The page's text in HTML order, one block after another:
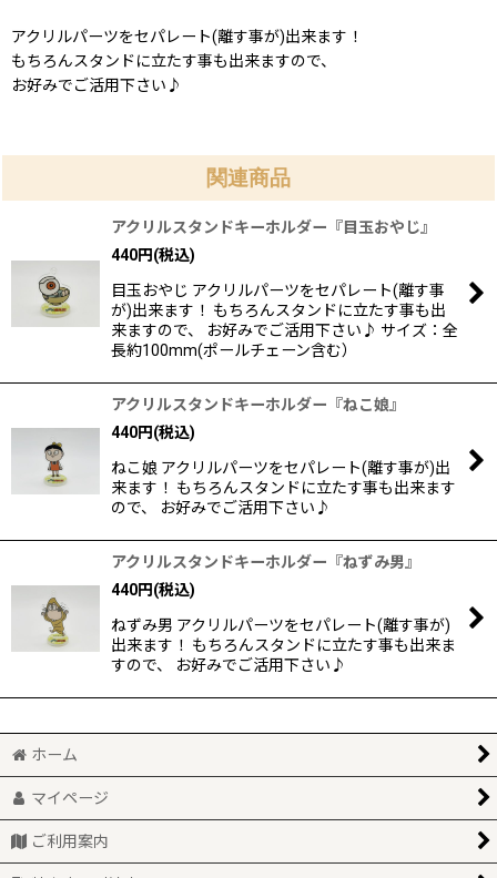
アクリルパーツをセパレート(離す事が)出来ます！
もちろんスタンドに立たす事も出来ますので、
お好みでご活用下さい♪
関連商品
アクリルスタンドキーホルダー『目玉おやじ』
440円(税込)
目玉おやじ アクリルパーツをセパレート(離す事
が)出来ます！ もちろんスタンドに立たす事も出
来ますので、 お好みでご活用下さい♪ サイズ：全
長約100mm(ポールチェーン含む）
アクリルスタンドキーホルダー『ねこ娘』
440円(税込)
ねこ娘 アクリルパーツをセパレート(離す事が)出
来ます！ もちろんスタンドに立たす事も出来ます
ので、 お好みでご活用下さい♪
アクリルスタンドキーホルダー『ねずみ男』
440円(税込)
ねずみ男 アクリルパーツをセパレート(離す事が)
出来ます！ もちろんスタンドに立たす事も出来ま
すので、 お好みでご活用下さい♪
ホーム
マイページ
ご利用案内